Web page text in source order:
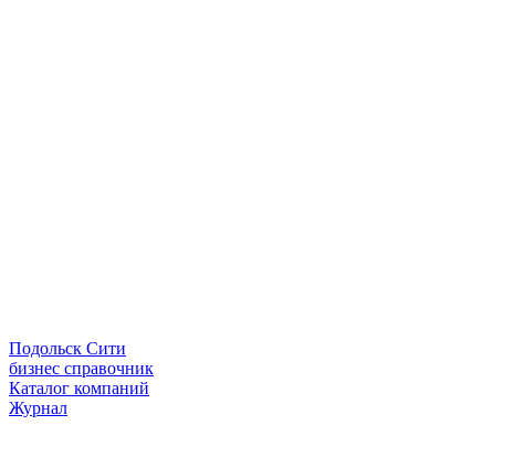
Подольск Сити
бизнес справочник
Каталог компаний
Журнал